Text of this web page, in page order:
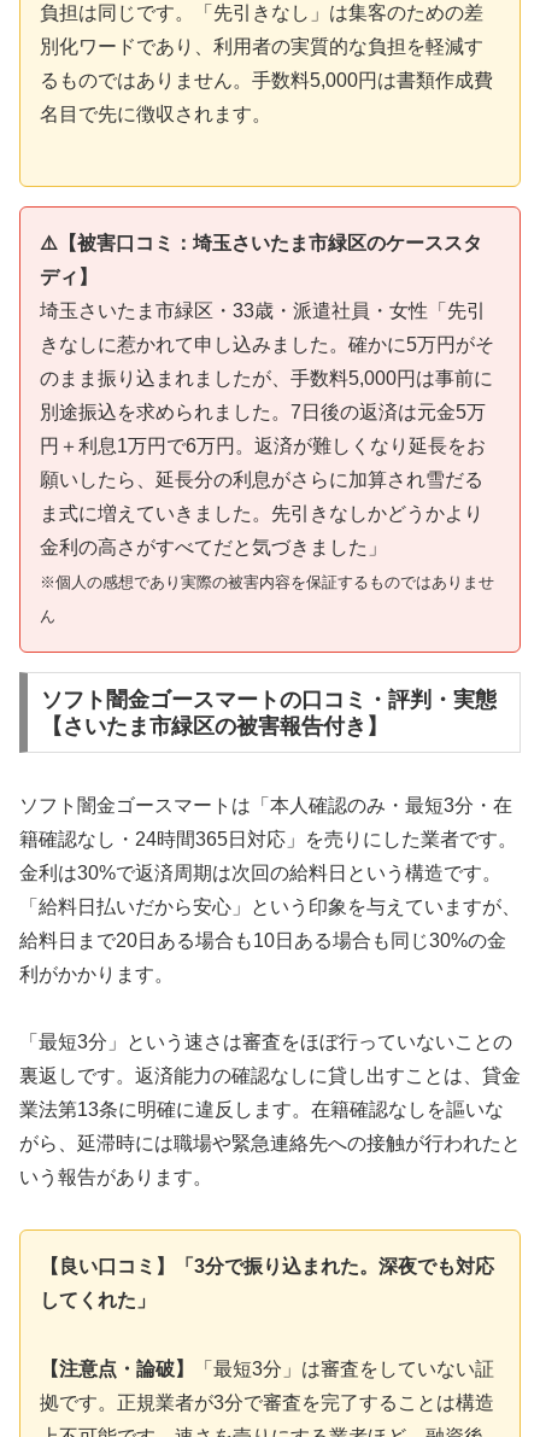
負担は同じです。「先引きなし」は集客のための差
別化ワードであり、利用者の実質的な負担を軽減す
るものではありません。手数料5,000円は書類作成費
名目で先に徴収されます。
⚠️【被害口コミ：埼玉さいたま市緑区のケーススタ
ディ】
埼玉さいたま市緑区・33歳・派遣社員・女性「先引
きなしに惹かれて申し込みました。確かに5万円がそ
のまま振り込まれましたが、手数料5,000円は事前に
別途振込を求められました。7日後の返済は元金5万
円＋利息1万円で6万円。返済が難しくなり延長をお
願いしたら、延長分の利息がさらに加算され雪だる
ま式に増えていきました。先引きなしかどうかより
金利の高さがすべてだと気づきました」
※個人の感想であり実際の被害内容を保証するものではありませ
ん
ソフト闇金ゴースマートの口コミ・評判・実態
【さいたま市緑区の被害報告付き】
ソフト闇金ゴースマートは「本人確認のみ・最短3分・在
籍確認なし・24時間365日対応」を売りにした業者です。
金利は30%で返済周期は次回の給料日という構造です。
「給料日払いだから安心」という印象を与えていますが、
給料日まで20日ある場合も10日ある場合も同じ30%の金
利がかかります。
「最短3分」という速さは審査をほぼ行っていないことの
裏返しです。返済能力の確認なしに貸し出すことは、貸金
業法第13条に明確に違反します。在籍確認なしを謳いな
がら、延滞時には職場や緊急連絡先への接触が行われたと
いう報告があります。
【良い口コミ】「3分で振り込まれた。深夜でも対応
してくれた」
【注意点・論破】
「最短3分」は審査をしていない証
拠です。正規業者が3分で審査を完了することは構造